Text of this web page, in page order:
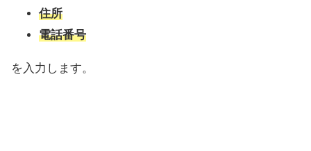
住所
電話番号
を入力します。